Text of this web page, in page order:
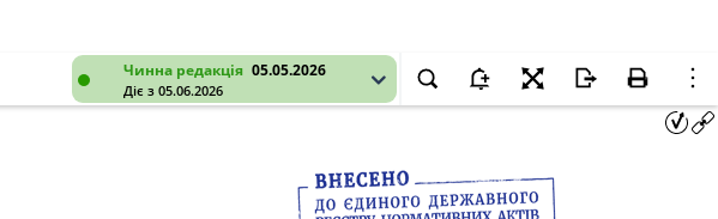
Чинна редакція 05.05.2026
Діє з 05.06.2026